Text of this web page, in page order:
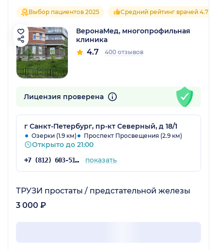
Выбор пациентов 2025 Средний рейтинг врачей 4.7
ВеронаМед, многопрофильная
клиника
4.7 400 отзывов
Лицензия проверена
г Санкт-Петербург, пр-кт Северный, д 18/1
Озерки (1.9 км) Проспект Просвещения (2.9 км)
Открыто до 21:00
+7 (812) 603-51-16 показать
ТРУЗИ простаты / предстательной железы
3 000 ₽